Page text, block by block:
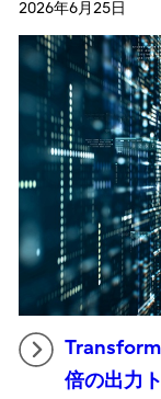
2026年6月25日
倍の出力